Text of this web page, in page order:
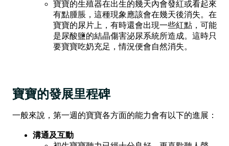
寶寶的生殖器在出生的幾天內會發紅或看起來
有點腫脹，這種現象應該會在幾天後消失。在
寶寶的尿片上，有時還會出現一些紅點，可能
是尿酸鹽的結晶傷害泌尿系統所造成。這時只
要寶寶吃奶充足，情況便會自然消失。
寶寶的發展里程碑
一般來說，第一週的寶寶各方面的能力會有以下的進展：
溝通及互動